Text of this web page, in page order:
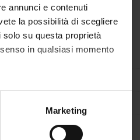
annunci e contenuti
la possibilità di scegliere
su questa proprietà
in qualsiasi momento
metro,Marketing